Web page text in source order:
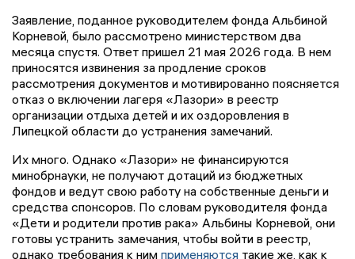
Заявление, поданное руководителем фонда Альбиной
Корневой, было рассмотрено министерством два
месяца спустя. Ответ пришел 21 мая 2026 года. В нем
приносятся извинения за продление сроков
рассмотрения документов и мотивированно поясняется
отказ о включении лагеря «Лазори» в реестр
организации отдыха детей и их оздоровления в
Липецкой области до устранения замечаний.
Их много. Однако «Лазори» не финансируются
минобрнауки, не получают дотаций из бюджетных
фондов и ведут свою работу на собственные деньги и
средства спонсоров. По словам руководителя фонда
«Дети и родители против рака» Альбины Корневой, они
готовы устранить замечания, чтобы войти в реестр,
однако требования к ним применяются такие же, как к